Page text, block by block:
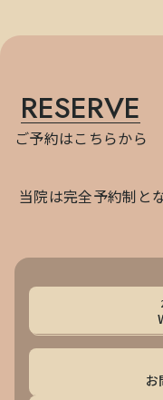
RESERVE
ご予約はこちらから
当院は完全予約制と
お